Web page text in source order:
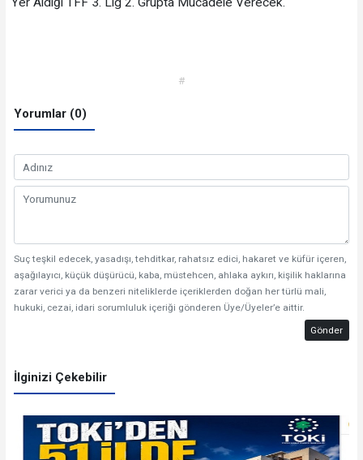
#
Yorumlar (0)
Suç teşkil edecek, yasadışı, tehditkar, rahatsız edici, hakaret ve küfür içeren,
aşağılayıcı, küçük düşürücü, kaba, müstehcen, ahlaka aykırı, kişilik haklarına
zarar verici ya da benzeri niteliklerde içeriklerden doğan her türlü mali,
hukuki, cezai, idari sorumluluk içeriği gönderen Üye/Üyeler’e aittir.
Gönder
İlginizi Çekebilir